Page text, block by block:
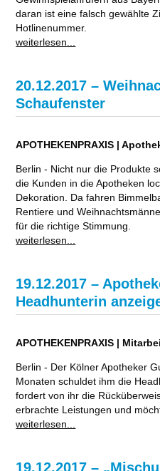
daran ist eine falsch gewählte
Hotlinenummer.
weiterlesen...
20.12.2017 –
Schaufenster
APOTHEKENPRAXIS |
Berlin - Nicht nur die Produkte
die Kunden in die Apotheken
Dekoration. Da fahren
Rentiere und
für die richtige Stimmung.
weiterlesen...
19.12.2017 –
Headhunterin
APOTHEKENPRAXIS |
Berlin - Der Kölner Apotheker
Monaten schuldet ihm die
fordert von ihr die
erbrachte Leistungen und
weiterlesen...
19.12.2017 –